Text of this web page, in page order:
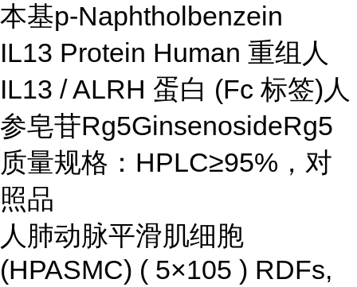
本基p-Naphtholbenzein
IL13 Protein Human 重组人
IL13 / ALRH 蛋白 (Fc 标签)人
参皂苷Rg5GinsenosideRg5
质量规格：HPLC≥95%，对
照品
人肺动脉平滑肌细胞
(HPASMC) ( 5×105 ) RDFs,